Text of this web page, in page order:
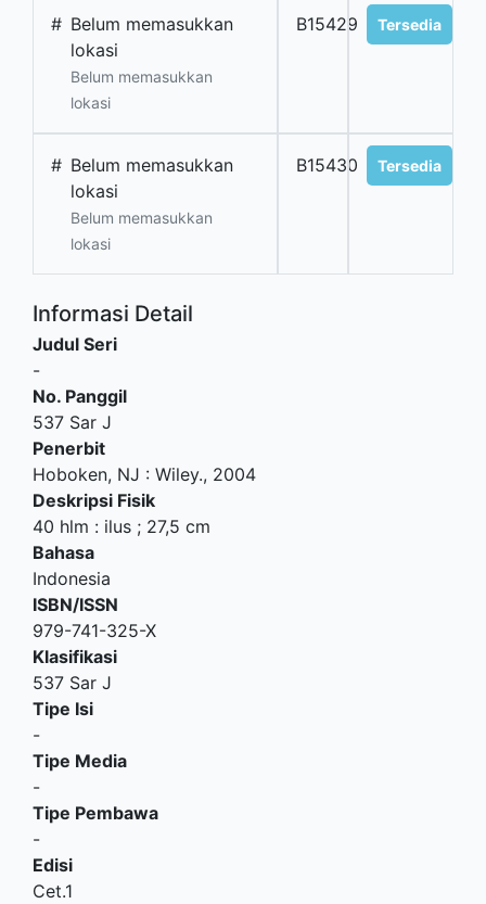
# Belum memasukkan
lokasi
Belum memasukkan
lokasi
B15429 Tersedia
# Belum memasukkan
lokasi
Belum memasukkan
lokasi
B15430 Tersedia
Informasi Detail
Judul Seri
-
No. Panggil
537 Sar J
Penerbit
Hoboken, NJ : Wiley., 2004
Deskripsi Fisik
40 hlm : ilus ; 27,5 cm
Bahasa
Indonesia
ISBN/ISSN
979-741-325-X
Klasifikasi
537 Sar J
Tipe Isi
-
Tipe Media
-
Tipe Pembawa
-
Edisi
Cet.1